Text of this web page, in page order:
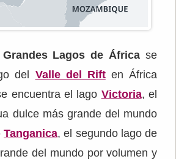
Grandes Lagos de África se
del Valle del Riften África
encuentra el lago Victoria, el
dulce más grande del mundo
Tanganica, el segundo lago de
del mundo por volumen y